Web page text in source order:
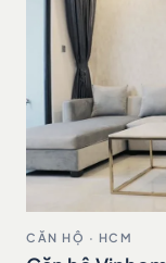
CĂN HỘ · HCM